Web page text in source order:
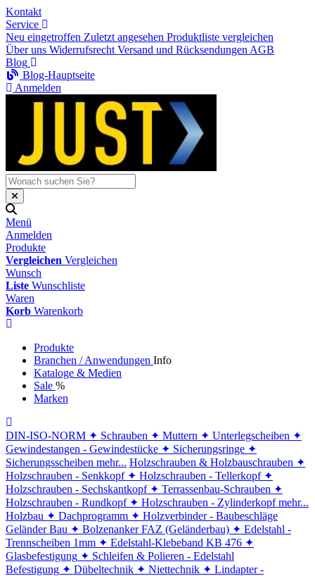
Kontakt
Service
Neu eingetroffen Zuletzt angesehen Produktliste vergleichen
Über uns Widerrufsrecht Versand und Rücksendungen AGB
Blog
Blog-Hauptseite
Anmelden
Menü
Anmelden
Produkte
Vergleichen Vergleichen
Wunsch
Liste Wunschliste
Waren
Korb Warenkorb
Produkte
Branchen / Anwendungen Info
Kataloge & Medien
Sale %
Marken
DIN-ISO-NORM ✦ Schrauben ✦ Muttern ✦ Unterlegscheiben ✦
Gewindestangen - Gewindestücke ✦ Sicherungsringe ✦
Sicherungsscheiben mehr... Holzschrauben & Holzbauschrauben ✦
Holzschrauben - Senkkopf ✦ Holzschrauben - Tellerkopf ✦
Holzschrauben - Sechskantkopf ✦ Terrassenbau-Schrauben ✦
Holzschrauben - Rundkopf ✦ Holzschrauben - Zylinderkopf mehr...
Holzbau ✦ Dachprogramm ✦ Holzverbinder - Baubeschläge
Geländer Bau ✦ Bolzenanker FAZ (Geländerbau) ✦ Edelstahl -
Trennscheiben 1mm ✦ Edelstahl-Klebeband KB 476 ✦
Glasbefestigung ✦ Schleifen & Polieren - Edelstahl
Befestigung ✦ Dübeltechnik ✦ Niettechnik ✦ Lindapter -